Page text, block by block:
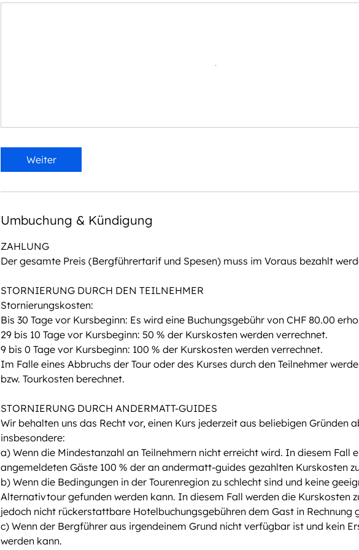
Weiter
Umbuchung & Kündigung
ZAHLUNG
Der gesamte Preis (Bergführertarif und Spesen) muss im Voraus bezahlt
STORNIERUNG DURCH DEN TEILNEHMER
Stornierungskosten:
Bis 30 Tage vor Kursbeginn: Es wird eine Buchungsgebühr von CHF 80.00
29 bis 10 Tage vor Kursbeginn: 50 % der Kurskosten werden verrechnet.
9 bis 0 Tage vor Kursbeginn: 100 % der Kurskosten werden verrechnet.
Im Falle eines Abbruchs der Tour oder des Kurses durch den Teilnehmer
bzw. Tourkosten berechnet.
STORNIERUNG DURCH ANDERMATT-GUIDES
Wir behalten uns das Recht vor, einen Kurs jederzeit aus beliebigen Gründen
insbesondere:
a) Wenn die Mindestanzahl an Teilnehmern nicht erreicht wird. In diesem Fall
angemeldeten Gäste 100 % der an andermatt-guides gezahlten Kurskosten
b) Wenn die Bedingungen in der Tourenregion zu schlecht sind und keine
Alternativtour gefunden werden kann. In diesem Fall werden die Kurskosten
jedoch nicht rückerstattbare Hotelbuchungsgebühren dem Gast in Rechnung
c) Wenn der Bergführer aus irgendeinem Grund nicht verfügbar ist und kein
werden kann.